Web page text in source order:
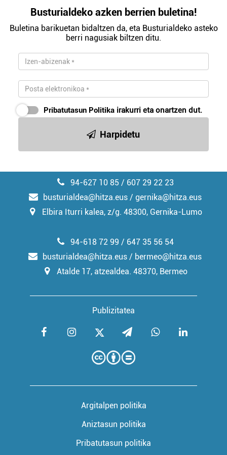
Busturialdeko azken berrien buletina!
Buletina barikuetan bidaltzen da, eta Busturialdeko asteko
berri nagusiak biltzen ditu.
Pribatutasun Politika irakurri eta onartzen dut.
Harpidetu
94-627 10 85 / 607 29 22 23
busturialdea@hitza.eus / gernika@hitza.eus
Elbira Iturri kalea, z/g. 48300, Gernika-Lumo
Publizitatea
94-618 72 99 / 647 35 56 54
busturialdea@hitza.eus / bermeo@hitza.eus
Atalde 17, atzealdea. 48370, Bermeo
Argitalpen politika
Aniztasun politika
Pribatutasun politika